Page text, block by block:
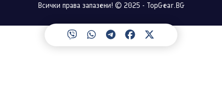
Всички права запазени! © 2025 - TopGear.BG